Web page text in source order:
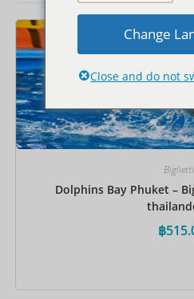
Biglietti
Dolphins Bay Phuket –
฿
Change
Close and do not